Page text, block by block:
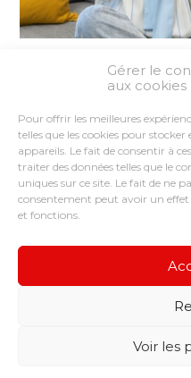
Gérer le
aux cookies
Pour offrir les meilleures
telles que les cookies pour
appareils. Le fait de consentir à
traiter des données telles que le
uniques sur ce site. Le fait de ne
consentement peut avoir un
et fonctions.
Voir les
FaceBook
Twitter
Principale
CONSEILS ET
NOS OUTILS
PLAN DU SITE